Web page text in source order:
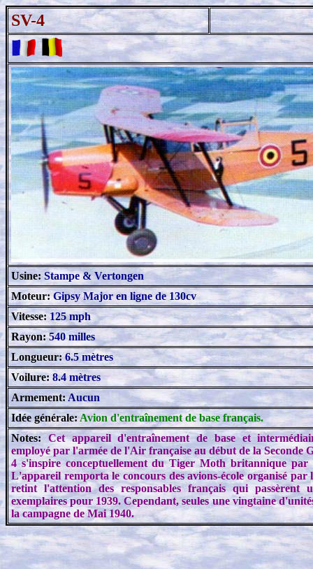
SV-4
Usine: Stampe & Vertongen
Moteur:Gipsy Major en ligne de 130cv
Vitesse:125 mph
Rayon:540 milles
Longueur:6.5 mètres
Voilure: 8.4 mètres
Armement:Aucun
Idée générale:Avion d'entraînement de base français.
Notes:
Cet appareil d'entraînement de base et
employé par l'armée de l'Air française au début de la Seconde
4 s'inspire conceptuellement du Tiger Moth britannique par
L'appareil remporta le concours des avions-école organisé par
retint l'attention des responsables français qui passèrent
exemplaires pour 1939. Cependant, seules une vingtaine
la campagne de Mai 1940.